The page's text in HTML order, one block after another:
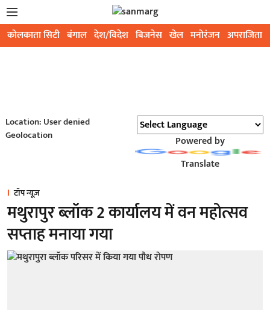
कोलकाता सिटी बंगाल देश/विदेश बिजनेस खेल मनोरंजन अपराजिता
Location: User denied
Geolocation
Powered by
Translate
टॉप न्यूज़
मथुरापुर ब्लॉक 2 कार्यालय में वन महोत्सव
सप्ताह मनाया गया